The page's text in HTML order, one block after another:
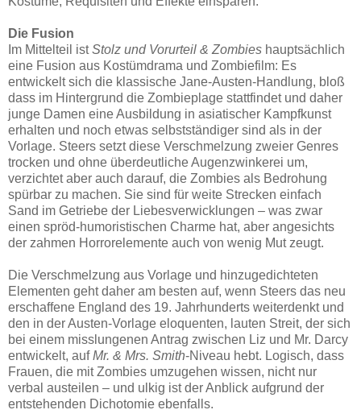
Die Fusion
Im Mittelteil istStolz und Vorurteil & Zombies hauptsächlich
eine Fusion aus Kostümdrama und Zombiefilm: Es
entwickelt sich die klassische Jane-Austen-Handlung, bloß
dass im Hintergrund die Zombieplage stattfindet und daher
junge Damen eine Ausbildung in asiatischer Kampfkunst
erhalten und noch etwas selbstständiger sind als in der
Vorlage. Steers setzt diese Verschmelzung zweier Genres
trocken und ohne überdeutliche Augenzwinkerei um,
verzichtet aber auch darauf, die Zombies als Bedrohung
spürbar zu machen. Sie sind für weite Strecken einfach
Sand im Getriebe der Liebesverwicklungen – was zwar
einen spröd-humoristischen Charme hat, aber angesichts
der zahmen Horrorelemente auch von wenig Mut zeugt.
Die Verschmelzung aus Vorlage und hinzugedichteten
Elementen geht daher am besten auf, wenn Steers das neu
erschaffene England des 19. Jahrhunderts weiterdenkt und
den in der Austen-Vorlage eloquenten, lauten Streit, der sich
bei einem misslungenen Antrag zwischen Liz und Mr. Darcy
entwickelt, aufMr. & Mrs. Smith-Niveau hebt. Logisch, dass
Frauen, die mit Zombies umzugehen wissen, nicht nur
verbal austeilen – und ulkig ist der Anblick aufgrund der
entstehenden Dichotomie ebenfalls.